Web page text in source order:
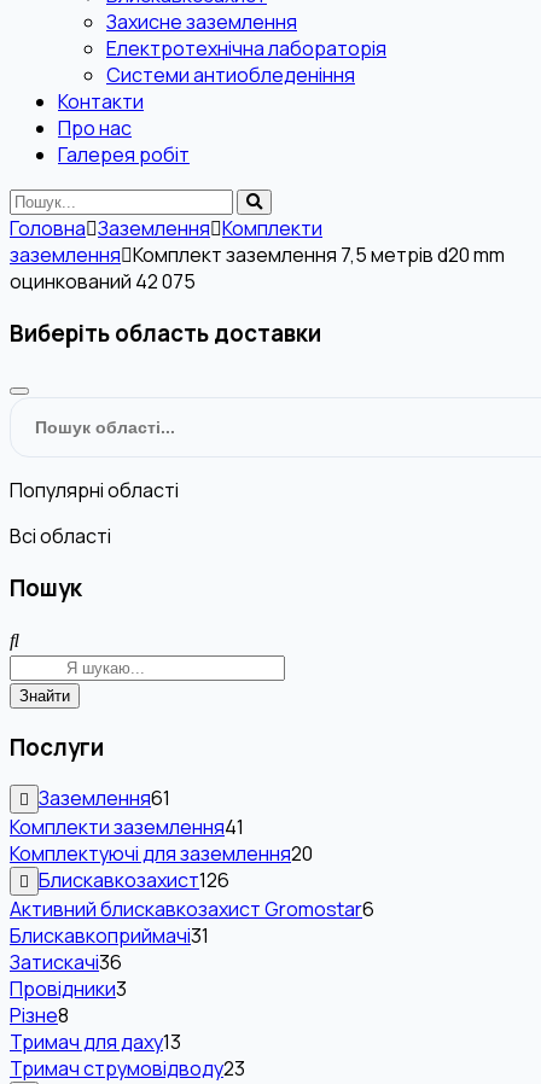
Захисне заземлення
Електротехнічна лабораторія
Системи антиобледеніння
Контакти
Про нас
Галерея робіт
Головна Заземлення Комплекти
заземлення Комплект заземлення 7,5 метрів d20 mm
оцинкований 42 075
Виберіть область доставки
Популярні області
Всі області
Пошук
Знайти
Послуги
Заземлення61
Комплекти заземлення41
Комплектуючі для заземлення20
Блискавкозахист126
Активний блискавкозахист Gromostar6
Блискавкоприймачі31
Затискачі36
Провідники3
Різне8
Тримач для даху13
Тримач струмовідводу23